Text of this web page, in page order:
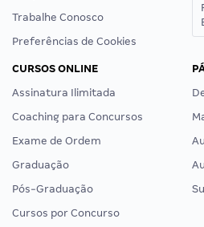
Trabalhe Conosco
Preferências de Cookies
CURSOS ONLINE
Assinatura Ilimitada
Coaching para Concursos
Exame de Ordem
Graduação
Pós-Graduação
Cursos por Concurso